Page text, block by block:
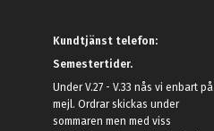
Kundtjänst telefon:
Semestertider.
Under V.27 - V.33 nås vi enbart på
mejl. Ordrar skickas under
sommaren men med viss